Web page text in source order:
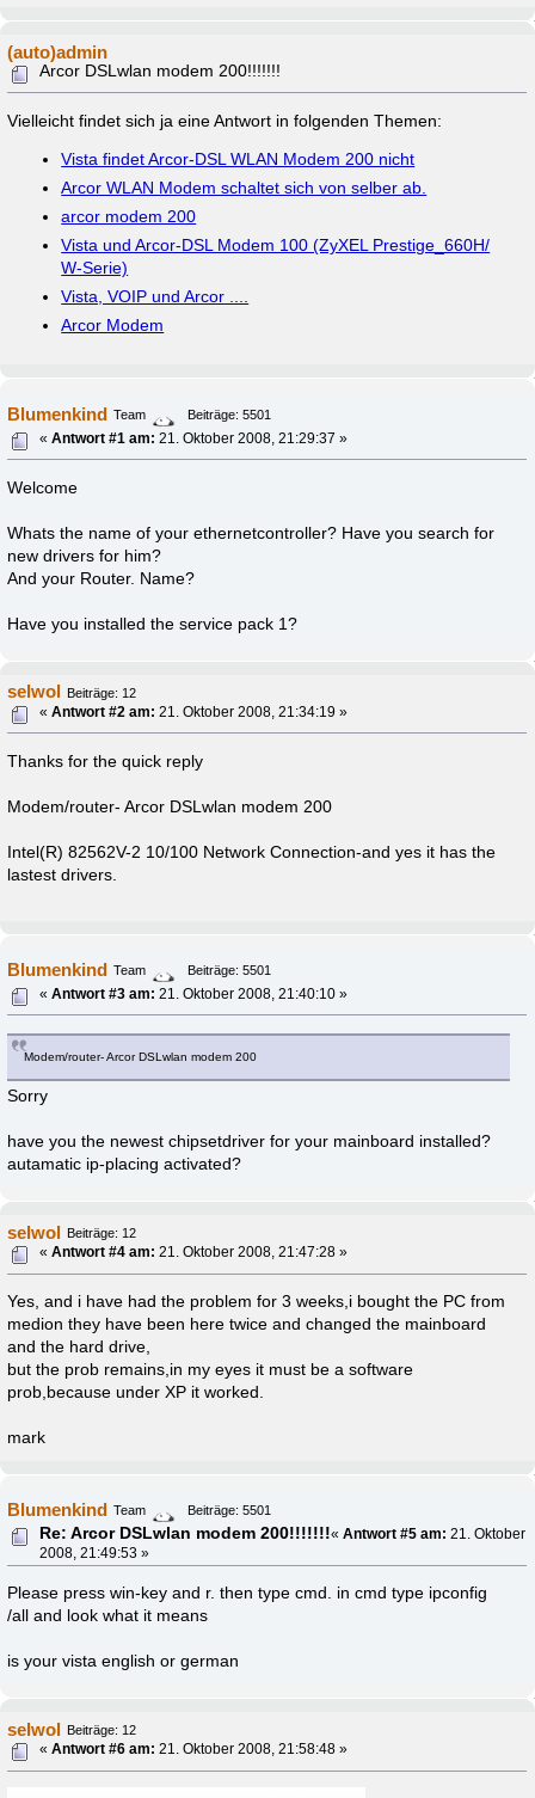
(auto)admin
Arcor DSLwlan modem 200!!!!!!!
Vielleicht findet sich ja eine Antwort in folgenden Themen:
Vista findet Arcor-DSL WLAN Modem 200 nicht
Arcor WLAN Modem schaltet sich von selber ab.
arcor modem 200
Vista und Arcor-DSL Modem 100 (ZyXEL Prestige_660H/
W-Serie)
Vista, VOIP und Arcor ....
Arcor Modem
Blumenkind Team
Beiträge: 5501
«Antwort #1 am: 21. Oktober 2008, 21:29:37 »
Welcome
Whats the name of your ethernetcontroller? Have you search for
new drivers for him?
And your Router. Name?
Have you installed the service pack 1?
selwol
Beiträge: 12
«Antwort #2 am: 21. Oktober 2008, 21:34:19 »
Thanks for the quick reply
Modem/router- Arcor DSLwlan modem 200
Intel(R) 82562V-2 10/100 Network Connection-and yes it has the
lastest drivers.
Blumenkind Team
Beiträge: 5501
«Antwort #3 am: 21. Oktober 2008, 21:40:10 »
Modem/router- Arcor DSLwlan modem 200
Sorry
have you the newest chipsetdriver for your mainboard installed?
autamatic ip-placing activated?
selwol Beiträge: 12
«Antwort #4 am: 21. Oktober 2008, 21:47:28 »
Yes, and i have had the problem for 3 weeks,i bought the PC from
medion they have been here twice and changed the mainboard
and the hard drive,
but the prob remains,in my eyes it must be a software
prob,because under XP it worked.
mark
Blumenkind Team Beiträge: 5501
Re: Arcor DSLwlan modem 200!!!!!!!«Antwort #5 am: 21. Oktober
2008, 21:49:53 »
Please press win-key and r. then type cmd. in cmd type ipconfig
/all and look what it means
is your vista english or german
selwol Beiträge: 12
«Antwort #6 am: 21. Oktober 2008, 21:58:48 »